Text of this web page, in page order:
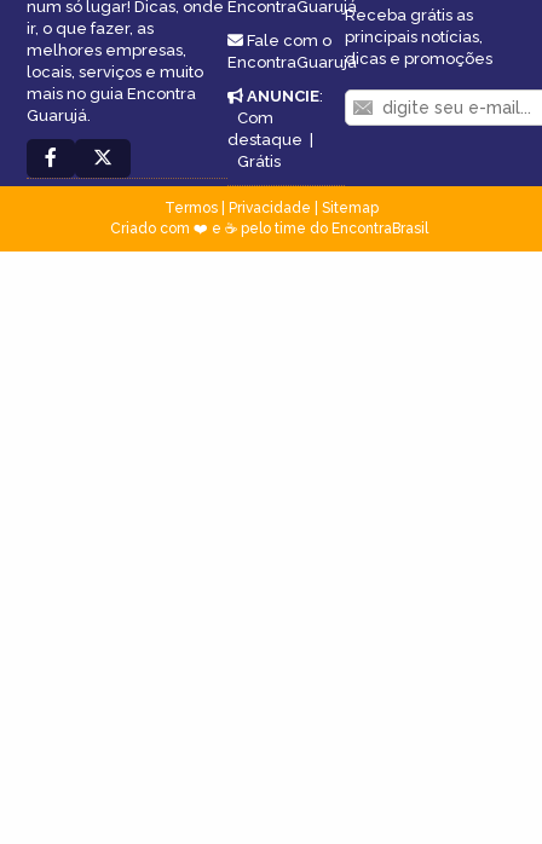
num só lugar! Dicas, onde
ir, o que fazer, as
melhores empresas,
locais, serviços e muito
mais no guia Encontra
Guarujá.
EncontraGuarujá
Fale com o
EncontraGuarujá
ANUNCIE:
Com
destaque
Grátis
Receba grátis as
principais notícias,
dicas e promoções
Termos| Privacidade
Sitemap
Criado com ❤️ e ☕ pelo time do EncontraBrasil